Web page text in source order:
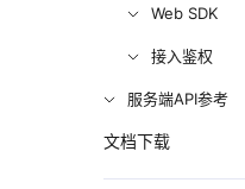
Web SDK
接入鉴权
服务端API参考
文档下载